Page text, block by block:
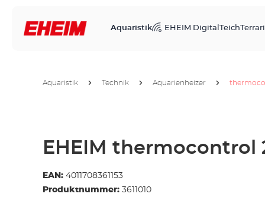
Aquaristik EHEIM Digital Teich
Aquaristik Technik Aquarienheizer
EHEIM thermocontrol
EAN: 4011708361153
Produktnummer: 3611010